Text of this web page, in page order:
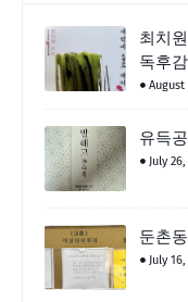
최치
독후
August
유득
July
둔촌
July